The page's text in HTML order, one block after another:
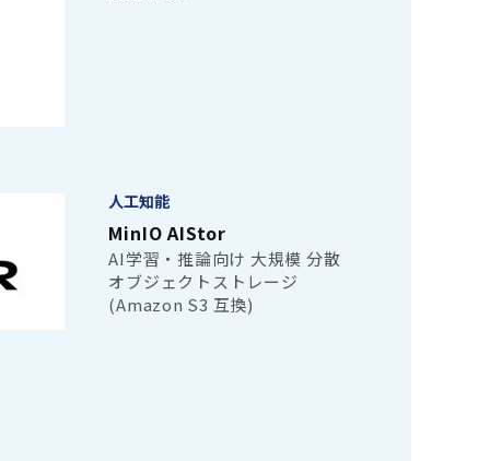
人工知能
MinIO AIStor
AI学習・推論向け 大規模 分散
オブジェクトストレージ
(Amazon S3 互換)